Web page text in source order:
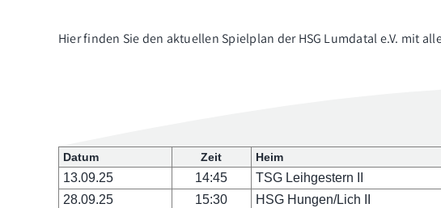
Hier finden Sie den aktuellen Spielplan der HSG Lumdatal e.V. mit
Datum Zeit Heim
13.09.25 14:45 TSG Leihgestern II
28.09.25
15:30 HSG Hungen/Lich II